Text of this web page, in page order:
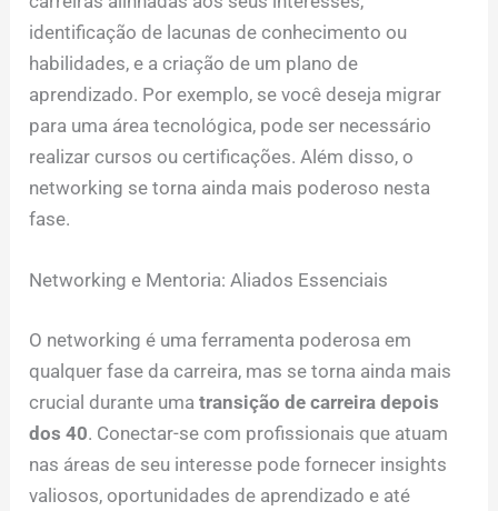
identificação de lacunas de conhecimento ou
habilidades, e a criação de um plano de
aprendizado. Por exemplo, se você deseja migrar
para uma área tecnológica, pode ser necessário
realizar cursos ou certificações. Além disso, o
networking se torna ainda mais poderoso nesta
fase.
Networking e Mentoria: Aliados Essenciais
O networking é uma ferramenta poderosa em
qualquer fase da carreira, mas se torna ainda mais
crucial durante umatransição de carreira depois
dos 40. Conectar-se com profissionais que atuam
nas áreas de seu interesse pode fornecer insights
valiosos, oportunidades de aprendizado e até